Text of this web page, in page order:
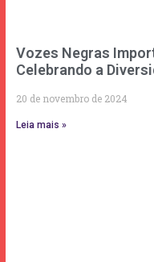
Vozes Negras
Celebrando a
20 de novembro de 2024
Leia mais »